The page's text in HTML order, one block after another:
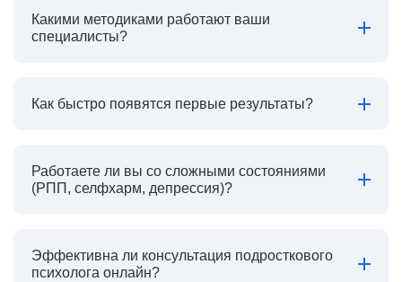
Какими методиками работают ваши
специалисты?
Как быстро появятся первые результаты?
Работаете ли вы со сложными состояниями
(РПП, селфхарм, депрессия)?
Эффективна ли консультация подросткового
психолога онлайн?